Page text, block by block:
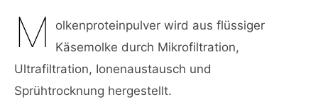
M
olkenproteinpulver wird aus flüssiger
Käsemolke durch Mikrofiltration,
Ultrafiltration, Ionenaustausch und
Sprühtrocknung hergestellt.